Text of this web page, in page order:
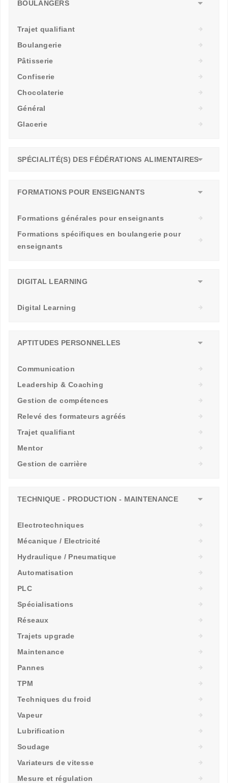
BOULANGERS
Trajet qualifiant
Boulangerie
Pâtisserie
Confiserie
Chocolaterie
Général
Glacerie
SPÉCIALITÉ(S) DES FÉDÉRATIONS ALIMENTAIRES
FORMATIONS POUR ENSEIGNANTS
Formations générales pour enseignants
Formations spécifiques en boulangerie pour
enseignants
DIGITAL LEARNING
Digital Learning
APTITUDES PERSONNELLES
Communication
Leadership & Coaching
Gestion de compétences
Relevé des formateurs agréés
Trajet qualifiant
Mentor
Gestion de carrière
TECHNIQUE - PRODUCTION - MAINTENANCE
Electrotechniques
Mécanique / Electricité
Hydraulique / Pneumatique
Automatisation
PLC
Spécialisations
Réseaux
Trajets upgrade
Maintenance
Pannes
TPM
Techniques du froid
Vapeur
Lubrification
Soudage
Variateurs de vitesse
Mesure et régulation